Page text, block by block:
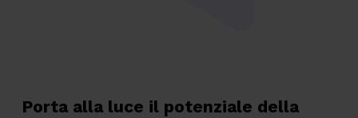
Porta alla luce il potenziale della